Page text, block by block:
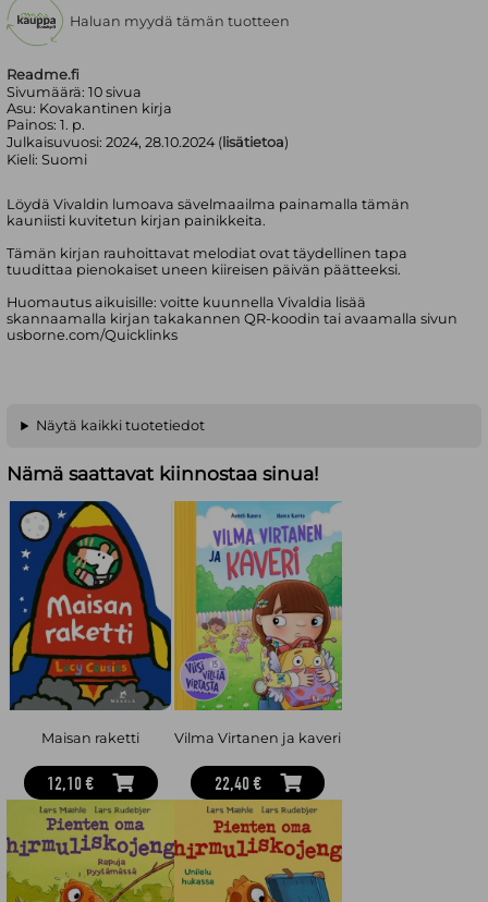
Readme.fi
Sivumäärä:10 sivua
Asu: Kovakantinen kirja
Painos:1. p.
Julkaisuvuosi:2024, 28.10.2024 ( lisätietoa)
Kieli:Suomi
Löydä Vivaldin lumoava sävelmaailma painamalla tämän
kauniisti kuvitetun kirjan painikkeita.
Tämän kirjan rauhoittavat melodiat ovat täydellinen tapa
tuudittaa pienokaiset uneen kiireisen päivän päätteeksi.
Huomautus aikuisille: voitte kuunnella Vivaldia lisää
skannaamalla kirjan takakannen QR-koodin tai avaamalla sivun
usborne.com/Quicklinks
Haluan myydä tämän tuotteen
Näytä kaikki tuotetiedot
Nämä saattavat kiinnostaa sinua!
Maisan raketti
12,10 €
Vilma Virtanen ja kaveri
22,40 €